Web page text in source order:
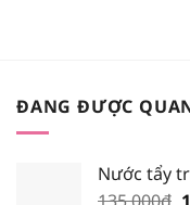
ĐANG ĐƯỢC
Nước tẩy